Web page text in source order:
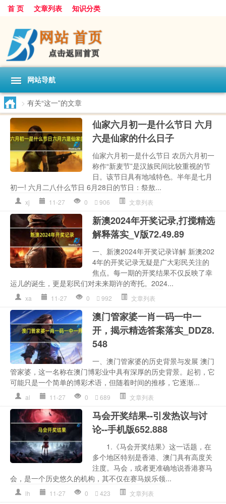
首 页 文章列表 知识分类
网站导航
> 有关“这一”的文章
仙家六月初一是什么节日 六月
六是仙家的什么日子
仙家六月初一是什么节日 农历六月初一
称作“新麦节”是汉族民间比较重视的节
日。该节日具有地域特色。半年是七月
初一! 六月二八什么节日 6月28日的节日：祭敖...
xj 11-27 0 906 文章列表
新澳2024年开奖记录,打搅精选
解释落实_V版72.49.89
一、新澳2024年开奖记录详解 新澳202
4年的开奖记录无疑是广大彩民关注的
焦点。每一期的开奖结果不仅反映了幸
运儿的诞生，更是彩民们对未来期许的寄托。2024...
xa 11-27 0 992 文章列表
澳门管家婆一肖一码一中一
开，揭示精选答案落实_DDZ8.
548
一、澳门管家婆的历史背景与发展 澳门
管家婆，这一名称在澳门博彩业中具有深厚的历史背景。起初，它
可能只是一个简单的博彩术语，但随着时间的推移，它逐渐...
al 11-27 0 689 文章列表
马会开奖结果--引发热议与讨
论--手机版652.888
1.《马会开奖结果》这一话题，在
多个地区特别是香港、澳门具有高度关
注度。马会，或者更准确地说香港赛马
会，是一个历史悠久的机构，其不仅在赛马娱乐领...
lh 11-27 0 423 文章列表